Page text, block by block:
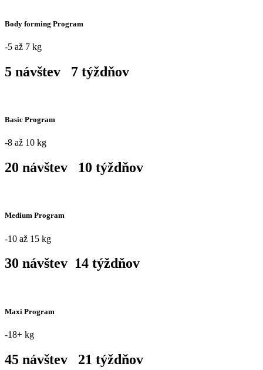
Body forming Program
-5 až 7 kg
5 návštev   7 týždňov
Basic Program
-8 až 10 kg
20 návštev   10 týždňov
Medium Program
-10 až 15 kg
30 návštev  14 týždňov
Maxi Program
-18+ kg
45 návštev   21 týždňov